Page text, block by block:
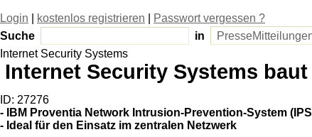
Login kostenlos registrieren
Passwort vergessen ?
Suche
in
Internet Security Systems
Internet Security Systems
ID: 27276
- IBM Proventia Network Intrusion-Prevention-System
- Ideal für den Einsatz im zentralen Netzwerk